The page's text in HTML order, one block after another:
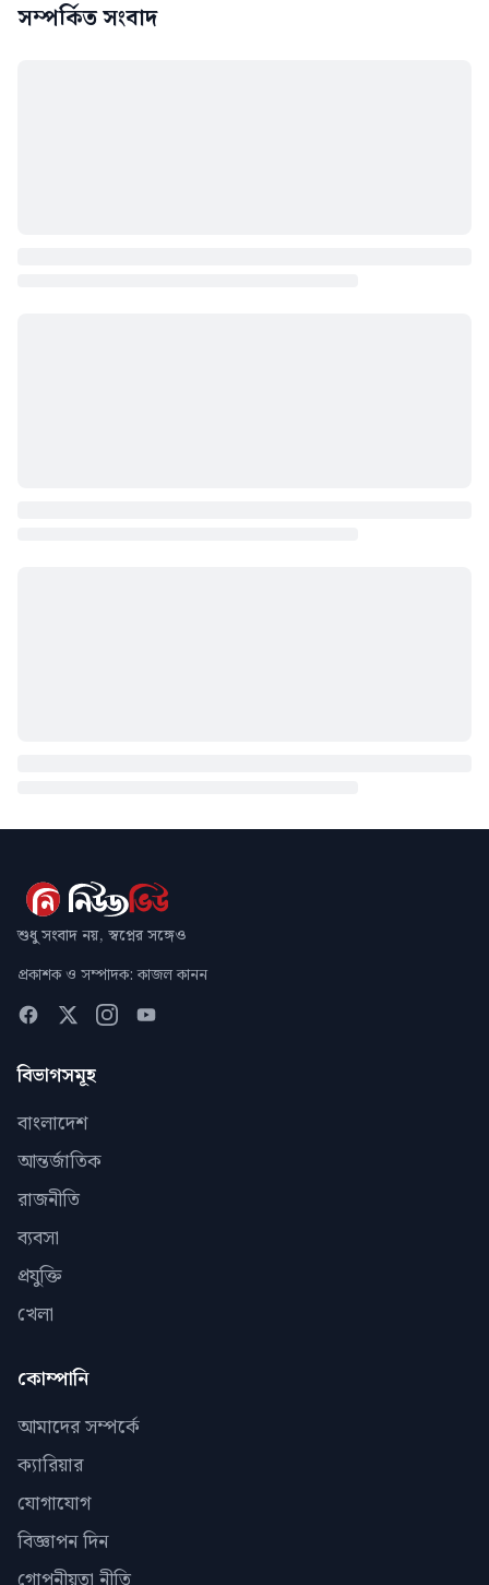
সম্পর্কিত সংবাদ
শুধু সংবাদ নয়, স্বপ্নের সঙ্গেও
প্রকাশক ও সম্পাদক: কাজল কানন
বিভাগসমূহ
বাংলাদেশ
আন্তর্জাতিক
রাজনীতি
ব্যবসা
প্রযুক্তি
খেলা
কোম্পানি
আমাদের সম্পর্কে
ক্যারিয়ার
যোগাযোগ
বিজ্ঞাপন দিন